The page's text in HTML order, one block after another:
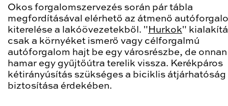
Okos forgalomszervezés során pár tábla
megfordításával elérhető az átmenő
kiterelése a lakóövezetekből. " Hurkok"
csak a környéket ismerő vagy célforgalmú
autóforgalom hajt be egy városrészbe, de
hamar egy gyűjtőútra terelik vissza. Kerékpáros
kétirányúsítás szükséges a biciklis átjárhatóság
biztosítása érdekében.